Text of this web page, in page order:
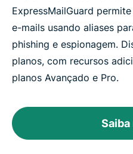
ExpressMailGuard
e-mails usando aliases
phishing e espionagem.
planos, com recursos
planos Avançado e Pro.
Saiba